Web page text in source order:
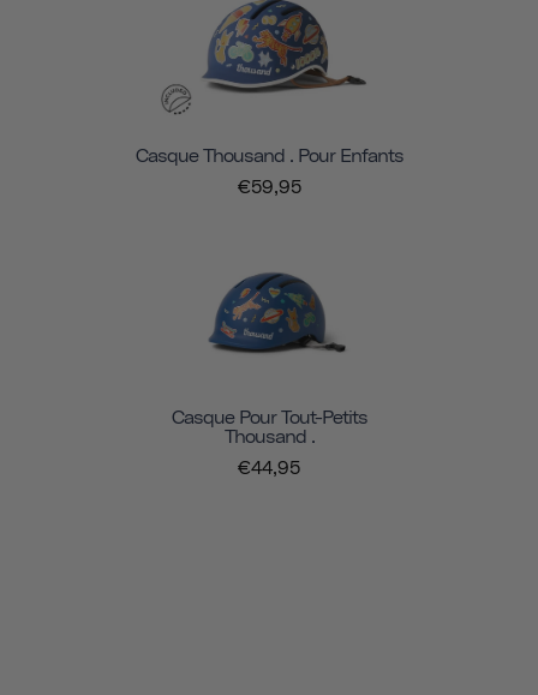
Casque Thousand . Pour Enfants
€59,95
Casque Pour Tout-Petits
Thousand .
€44,95